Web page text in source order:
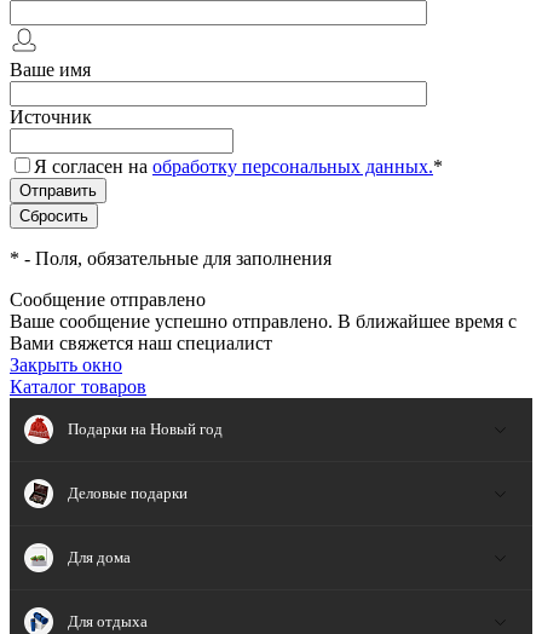
Ваше имя
Источник
Я согласен на обработку персональных данных.*
* - Поля, обязательные для заполнения
Сообщение отправлено
Ваше сообщение успешно отправлено. В ближайшее время с
Вами свяжется наш специалист
Закрыть окно
Каталог товаров
Подарки на Новый год
Деловые подарки
Для дома
Для отдыха